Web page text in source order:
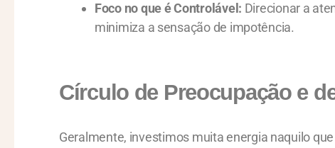
Foco no que é Controlável: Direcionar a
minimiza a sensação de impotência.
Círculo de Preocupação e
Geralmente, investimos muita energia naquilo